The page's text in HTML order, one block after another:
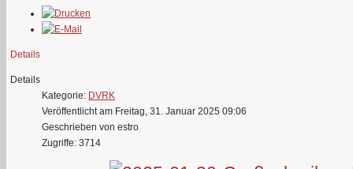
Details
Details
Kategorie: DVRK
Veröffentlicht am Freitag, 31. Januar 2025 09:06
Geschrieben von estro
Zugriffe: 3714